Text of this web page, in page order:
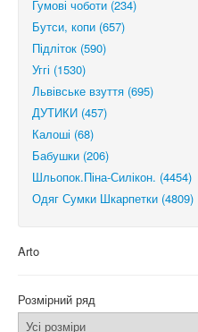
Гумові чоботи (234)
Бутси, копи (657)
Підліток (590)
Уггі (1530)
Львівське взуття (695)
ДУТИКИ (457)
Калоші (68)
Бабушки (206)
Шльопок.Піна-Силікон. (4454)
Одяг Сумки Шкарпетки (4809)
Arto
Розмірний ряд